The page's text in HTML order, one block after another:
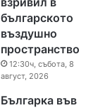
българското
въздушно
пространство
12:30ч, събота, 8
август, 2026
Българка във